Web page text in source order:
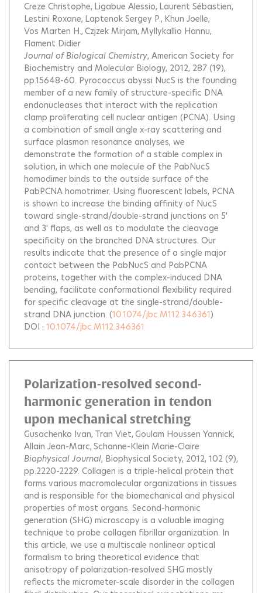
Creze Christophe Ligabue Alessio Laurent Sébastien
Lestini Roxane Laptenok Sergey P. Khun Joelle
Vos Marten H. Czjzek Mirjam Myllykallio Hannu
Flament Didier
Journal of Biological Chemistry, American Society for
Biochemistry and Molecular Biology, 2012, 287 (19),
pp.15648-60. Pyrococcus abyssi NucS is the founding
member of a new family of structure-specific DNA
endonucleases that interact with the replication
clamp proliferating cell nuclear antigen (PCNA). Using
a combination of small angle x-ray scattering and
surface plasmon resonance analyses, we
demonstrate the formation of a stable complex in
solution, in which one molecule of the PabNucS
homodimer binds to the outside surface of the
PabPCNA homotrimer. Using fluorescent labels, PCNA
is shown to increase the binding affinity of NucS
toward single-strand/double-strand junctions on 5'
and 3' flaps, as well as to modulate the cleavage
specificity on the branched DNA structures. Our
results indicate that the presence of a single major
contact between the PabNucS and PabPCNA
proteins, together with the complex-induced DNA
bending, facilitate conformational flexibility required
for specific cleavage at the single-strand/double-
strand DNA junction. (10.1074/jbc.M112.346361)
DOI : 10.1074/jbc.M112.346361
Polarization-resolved second-
harmonic generation in tendon
upon mechanical stretching
Gusachenko Ivan Tran Viet Goulam Houssen Yannick
Allain Jean-Marc Schanne-Klein Marie-Claire
Biophysical Journal, Biophysical Society, 2012, 102 (9),
pp.2220-2229. Collagen is a triple-helical protein that
forms various macromolecular organizations in tissues
and is responsible for the biomechanical and physical
properties of most organs. Second-harmonic
generation (SHG) microscopy is a valuable imaging
technique to probe collagen fibrillar organization. In
this article, we use a multiscale nonlinear optical
formalism to bring theoretical evidence that
anisotropy of polarization-resolved SHG mostly
reflects the micrometer-scale disorder in the collagen